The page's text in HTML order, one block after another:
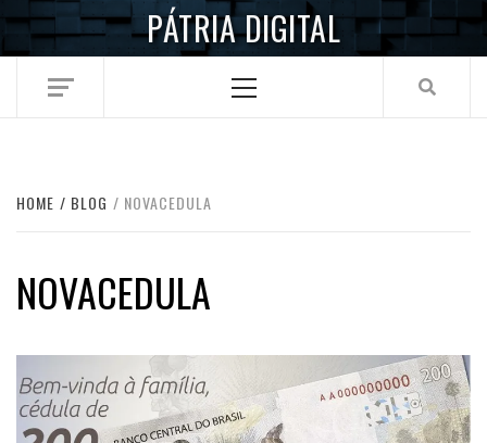
Skip
PÁTRIA DIGITAL
Menu
HOME BLOG NOVACEDULA
NOVACEDULA